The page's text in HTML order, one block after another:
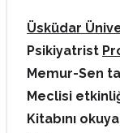
Üsküdar
Psikiyatrist
Memur-Sen
Meclisi
Kitabını